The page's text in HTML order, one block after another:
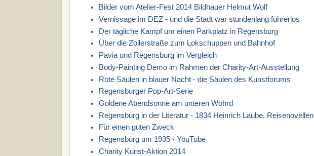
Bilder vom Atelier-Fest 2014 Bildhauer Helmut Wolf
Vernissage im DEZ - und die Stadt war stundenlang führerlos
Der tägliche Kampf um einen Parkplatz in Regensburg
Über die Zollerstraße zum Lokschuppen und Bahnhof
Pavia und Regensburg im Vergleich
Body-Painting Demo im Rahmen der Charity-Art-Ausstellung
Rote Säulen in blauer Nacht - die Säulen des Kunstforums
Regensburger Pop-Art-Serie
Goldene Abendsonne am unteren Wöhrd
Regensburg in der Literatur - 1834 Heinrich Laube, Reisenovellen
Für einen guten Zweck
Regensburg um 1935 - YouTube
Charity Kunst-Aktion 2014